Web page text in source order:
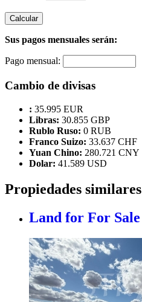
Calcular
Sus pagos mensuales serán:
Pago mensual:
Cambio de divisas
: 35.995 EUR
Libras: 30.855 GBP
Rublo Ruso: 0 RUB
Franco Suizo: 33.637 CHF
Yuan Chino: 280.721 CNY
Dolar: 41.589 USD
Propiedades similares
Land for For Sale